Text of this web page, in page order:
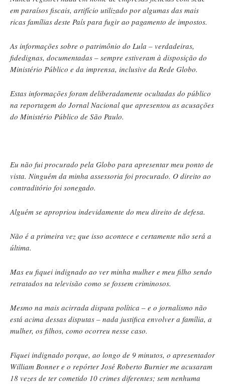
em paraísos fiscais, artifício utilizado por algumas das mais
ricas famílias deste País para fugir ao pagamento de impostos.
As informações sobre o patrimônio do Lula – verdadeiras,
fidedignas, documentadas – sempre estiveram à disposição do
Ministério Público e da imprensa, inclusive da Rede Globo.
Estas informações foram deliberadamente ocultadas do público
na reportagem do Jornal Nacional que apresentou as acusações
do Ministério Público de São Paulo.
Eu não fui procurado pela Globo para apresentar meu ponto de
vista. Ninguém da minha assessoria foi procurado. O direito ao
contraditório foi sonegado.
Alguém se apropriou indevidamente do meu direito de defesa.
Não é a primeira vez que isso acontece e certamente não será a
última.
Mas eu fiquei indignado ao ver minha mulher e meu filho sendo
retratados na televisão como se fossem criminosos.
Mesmo na mais acirrada disputa política – e o jornalismo não
está acima dessas disputas – nada justifica envolver a família, a
mulher, os filhos, como ocorreu nesse caso.
Fiquei indignado porque, ao longo de 9 minutos, o apresentador
William Bonner e o repórter José Roberto Burnier me acusaram
18 vezes de ter cometido 10 crimes diferentes; sem nenhuma